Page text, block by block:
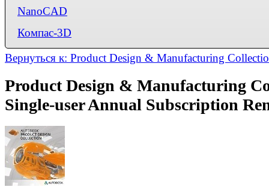
NanoCAD
Компас-3D
Вернуться к: Product Design & Manufacturing
Product Design & Manufacturing
Single-user Annual Subscription